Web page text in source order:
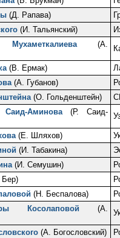
(Д. Рапава)
(И. Тальянский)
(А.
(В. Ермак)
(А. Губанов)
(О. Гольденштейн)
Аминова(Р. Саид-
(Е. Шляхов)
(И. Табакина)
(И. Семушин)
(Н. Беспалова)
Косолаповой (А.
(А. Богословский)